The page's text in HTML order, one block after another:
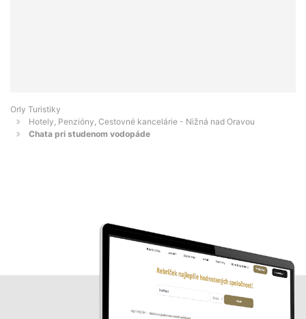
Orly Turistiky
Hotely, Penzióny, Cestovné kancelárie - Nižná nad Oravou
Chata pri studenom vodopáde